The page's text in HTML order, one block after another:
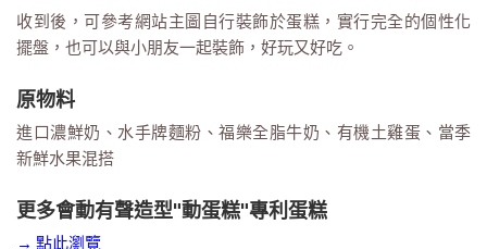
收到後，可參考網站主圖自行裝飾於蛋糕，實行完全的個性化
擺盤，也可以與小朋友一起裝飾，好玩又好吃。
原物料
進口濃鮮奶、水手牌麵粉、福樂全脂牛奶、有機土雞蛋、當季
新鮮水果混搭
更多會動有聲造型"動蛋糕"專利蛋糕
→ 點此瀏覽